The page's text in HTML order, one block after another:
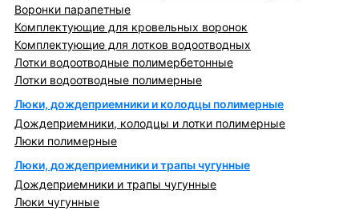
Воронки парапетные
Комплектующие для кровельных воронок
Комплектующие для лотков водоотводных
Лотки водоотводные полимербетонные
Лотки водоотводные полимерные
Люки, дождеприемники и колодцы полимерные
Дождеприемники, колодцы и лотки полимерные
Люки полимерные
Люки, дождеприемники и трапы чугунные
Дождеприемники и трапы чугунные
Люки чугунные